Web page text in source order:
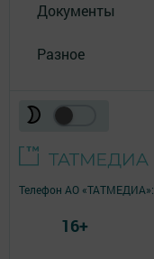
Документы
Разное
Телефон АО «ТАТМЕДИА»:
16+